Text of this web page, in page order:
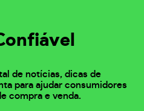
de notícias, dicas de
para ajudar consumidores
compra e venda.